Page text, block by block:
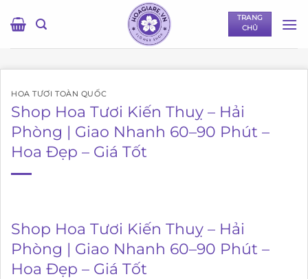
qua
TRANG
CHỦ
HOA TƯƠI TOÀN QUỐC
Shop Hoa Tươi Kiến Thuỵ – Hải
Phòng | Giao Nhanh 60–90 Phút –
Hoa Đẹp – Giá Tốt
Shop Hoa Tươi Kiến Thuỵ – Hải
Phòng | Giao Nhanh 60–90 Phút –
Hoa Đẹp – Giá Tốt